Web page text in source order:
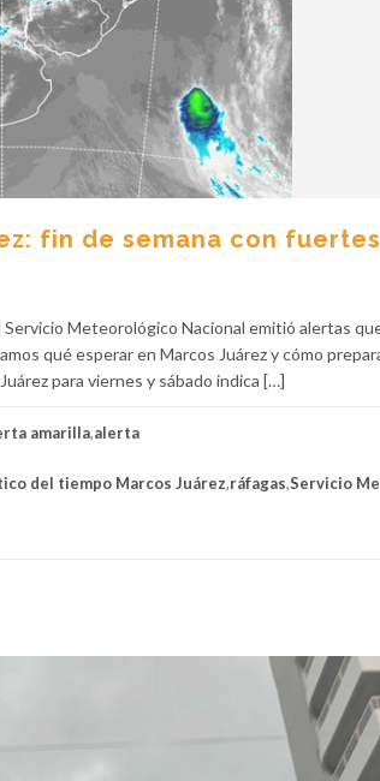
fin de semana con fuertes
Meteorológico Nacional emitió alertas
qué esperar en Marcos Juárez y cómo
para viernes y sábado indica […]
amarilla,alerta
del tiempo Marcos Juárez,ráfagas,Servicio